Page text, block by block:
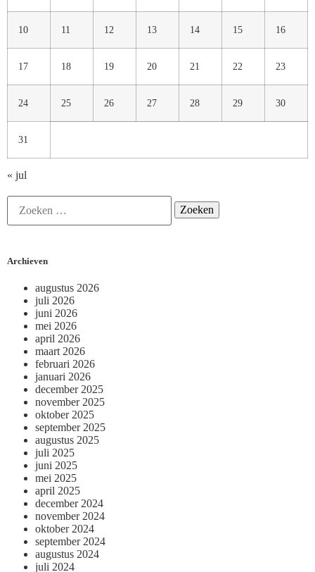
10 11 12 13 14 15 16
17 18 19 20 21 22 23
24 25 26 27 28 29 30
31
« jul
Archieven
augustus 2026
juli 2026
juni 2026
mei 2026
april 2026
maart 2026
februari 2026
januari 2026
december 2025
november 2025
oktober 2025
september 2025
augustus 2025
juli 2025
juni 2025
mei 2025
april 2025
december 2024
november 2024
oktober 2024
september 2024
augustus 2024
juli 2024